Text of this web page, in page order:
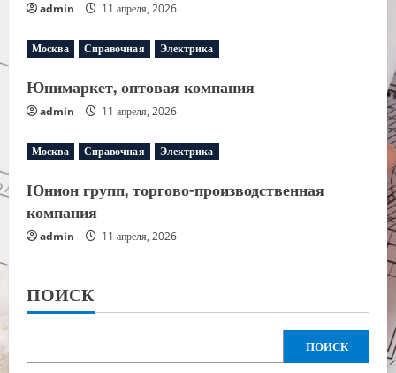
admin 11 апреля, 2026
Москва Справочная Электрика
Юнимаркет, оптовая компания
admin 11 апреля, 2026
Москва Справочная Электрика
Юнион групп, торгово-производственная
компания
admin 11 апреля, 2026
ПОИСК
ПОИСК